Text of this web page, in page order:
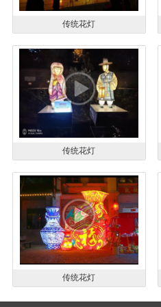
传统花灯
传统花灯
传统花灯